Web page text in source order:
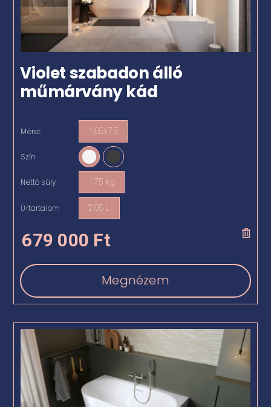
Violet szabadon álló
műmárvány kád
Méret 165x75
Szín
Nettó súly 175 kg
Űrtartalom 205 L
679 000 Ft
Megnézem